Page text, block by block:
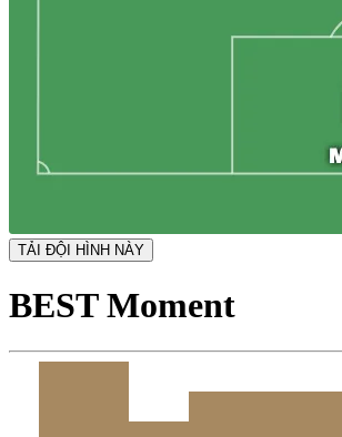
TẢI ĐỘI HÌNH NÀY
BEST Moment